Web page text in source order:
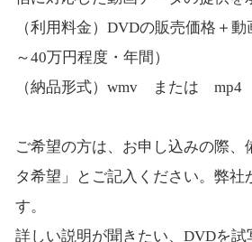
（利用料金）DVDの販売価格＋
～40万円程度・年間）
（納品形式）wmv または mp4
ご希望の方は、お申し込みの際、
タ希望」とご記入ください。弊社
す。
詳しい説明が聞きたい、DVDを試